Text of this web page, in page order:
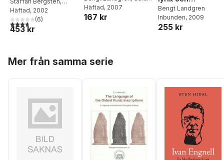
Carina Burman
Cullhed,Horace
Engdahl,
Landgren
,Lisbeth
Larsson , Anders
Häftad, 2002
3,7utav 5 stjärnor. Totalt antal röster:
(6)
453 kr
symposium i Kungl.
Vitterhetsakademie
Danius, Kjell Espmark
Johan Lundberg
Häftad, 2007
167 kr
litteraturkritik
1957
Bengt Landgren
Inbunden, 2009
255 kr
Mer från samma serie